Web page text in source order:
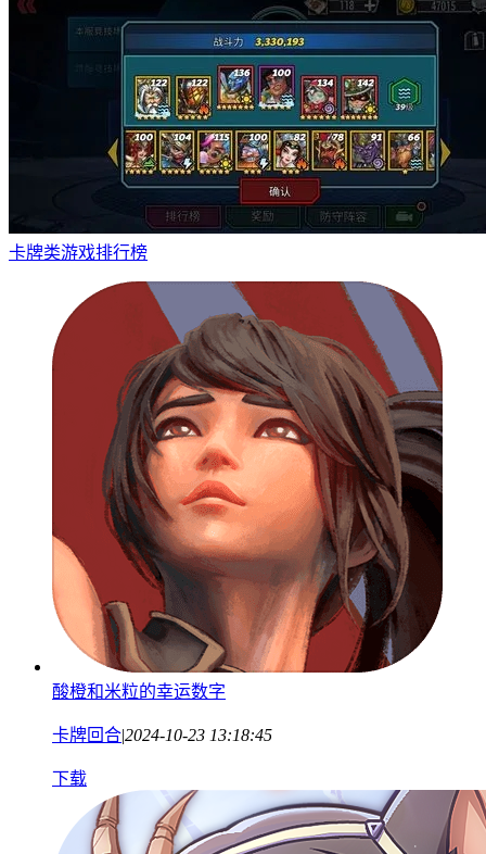
卡牌类游戏排行榜
酸橙和米粒的幸运数字
卡牌回合|2024-10-23 13:18:45
下载